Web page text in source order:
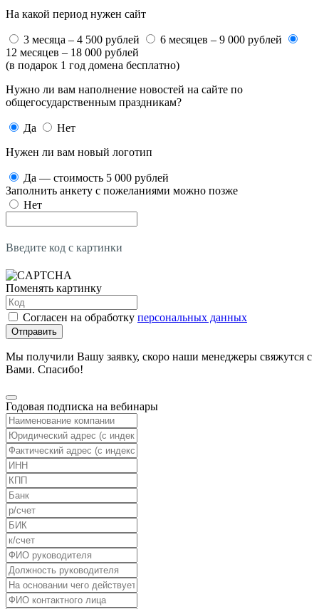
На какой период нужен сайт
3 месяца – 4 500 рублей
6 месяцев – 9 000 рублей
12 месяцев – 18 000 рублей
(в подарок 1 год домена бесплатно)
Нужно ли вам наполнение новостей на сайте по
общегосударственным праздникам?
Да
Нет
Нужен ли вам новый логотип
Да — стоимость 5 000 рублей
Заполнить анкету с пожеланиями можно позже
Нет
Введите код с картинки
Поменять картинку
Согласен на обработку персональных данных
Отправить
Мы получили Вашу заявку, скоро наши менеджеры свяжутся с
Вами. Спасибо!
Годовая подписка на вебинары